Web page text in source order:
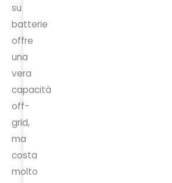
su
batterie
offre
una
vera
capacità
off-
grid,
ma
costa
molto